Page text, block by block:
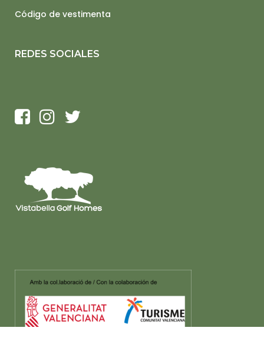
Código de vestimenta
REDES SOCIALES